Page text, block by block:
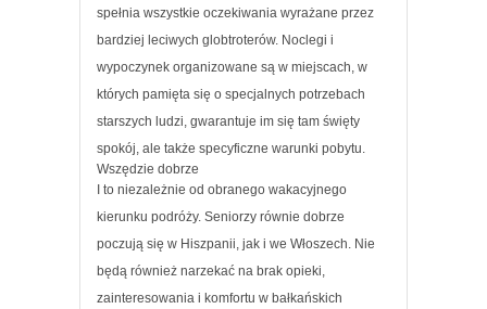
spełnia wszystkie oczekiwania wyrażane przez
bardziej leciwych globtroterów. Noclegi i
wypoczynek organizowane są w miejscach, w
których pamięta się o specjalnych potrzebach
starszych ludzi, gwarantuje im się tam święty
spokój, ale także specyficzne warunki pobytu.
Wszędzie dobrze
I to niezależnie od obranego wakacyjnego
kierunku podróży. Seniorzy równie dobrze
poczują się w Hiszpanii, jak i we Włoszech. Nie
będą również narzekać na brak opieki,
zainteresowania i komfortu w bałkańskich